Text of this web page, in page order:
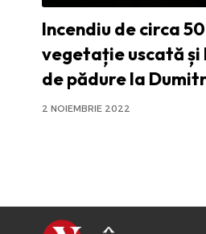
Incendiu de circa
vegetație uscată
de pădure la
2 NOIEMBRIE 2022